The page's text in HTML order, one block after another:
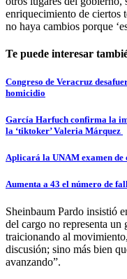
enriquecimiento de ciertos
no haya cambios porque
Te puede interesar
Congreso de Veracruz
homicidio
García Harfuch confirma la
la ‘tiktoker’ Valeria Márquez
Aplicará la UNAM examen de
Aumenta a 43 el número de
Sheinbaum Pardo insistió
del cargo no representa un
traicionando al
discusión; sino más bien
avanzando”.